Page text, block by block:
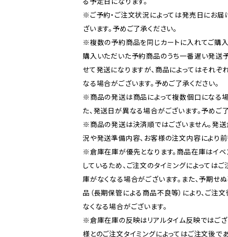
※ご予約・ご注文状況によっては発売日にお届
ざいます。予めご了承ください。
※複数の予約商品を同じカートに入れてご購
購入いただいた予約商品のうち一番遅い発送
せて発送になりますが、商品によってはそれ
なる場合がございます。予めご了承ください。
※商品の発送は商品によって複数個口になる場
た、発送日が異なる場合がございます。予めご了
※商品の発送は決済順ではございません。発
況や発送準備内容、お客様の注文内容により前
※倉庫在庫が優先となります。商品在庫はイ
しているため、ご注文のタイミングによっては
庫がなくなる場合がございます。また、予期せ
品（長期保管による商品不良等）により、ご注
なくなる場合がございます。
※倉庫在庫の反映はリアルタイム反映ではござ
様とのご注文タイミングによってはご注文後で